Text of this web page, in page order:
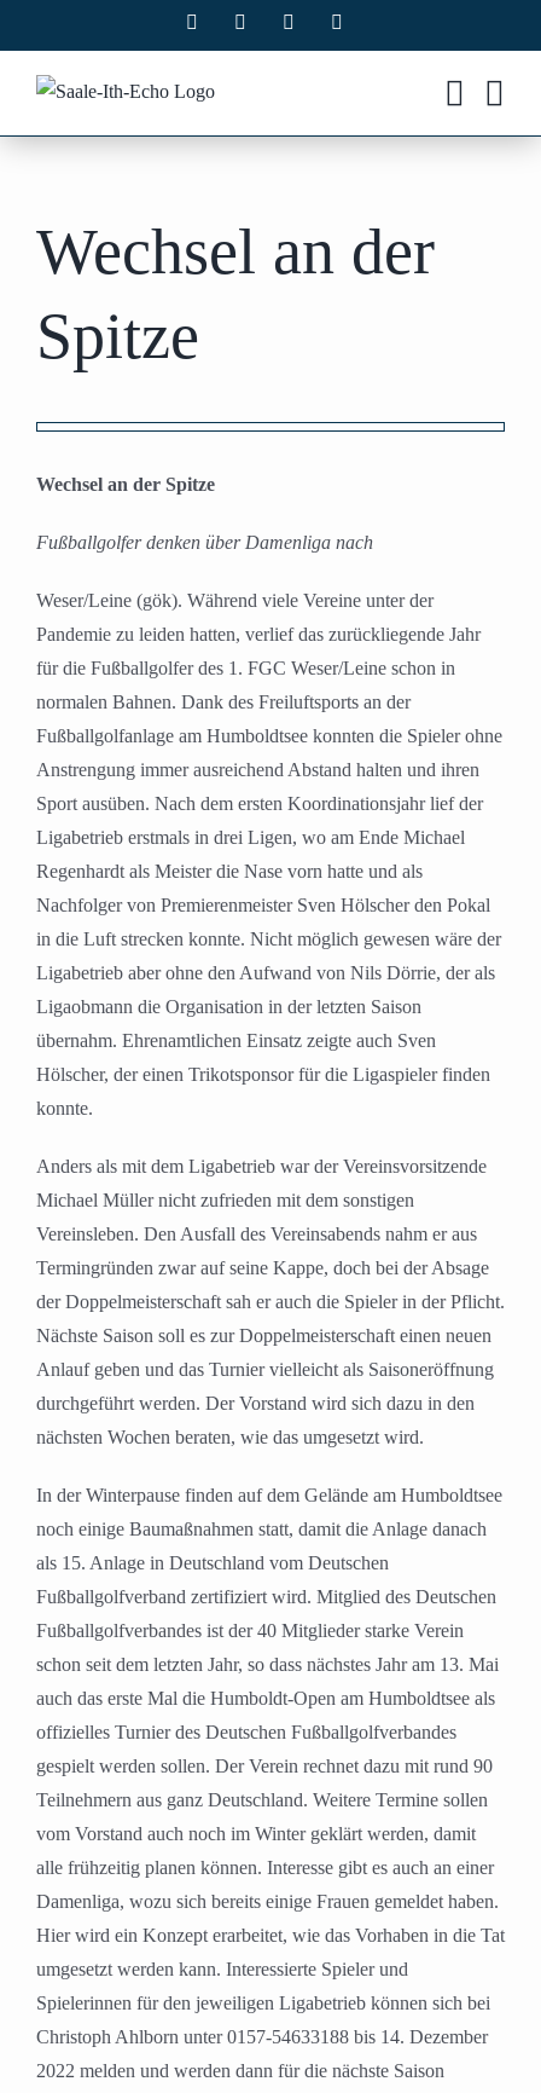
Inhalt
springen
Facebook Instagram
Wechsel an der
Spitze
grösseres
Wechsel an der Spitze
Fußballgolfer denken über Damenliga nach
Weser/Leine (gök). Während viele Vereine unter der
Pandemie zu leiden hatten, verlief das zurückliegende Jahr
für die Fußballgolfer des 1. FGC Weser/Leine schon in
normalen Bahnen. Dank des Freiluftsports an der
Fußballgolfanlage am Humboldtsee konnten die Spieler ohne
Anstrengung immer ausreichend Abstand halten und ihren
Sport ausüben. Nach dem ersten Koordinationsjahr lief der
Ligabetrieb erstmals in drei Ligen, wo am Ende Michael
Regenhardt als Meister die Nase vorn hatte und als
Nachfolger von Premierenmeister Sven Hölscher den Pokal
in die Luft strecken konnte. Nicht möglich gewesen wäre der
Ligabetrieb aber ohne den Aufwand von Nils Dörrie, der als
Ligaobmann die Organisation in der letzten Saison
übernahm. Ehrenamtlichen Einsatz zeigte auch Sven
Hölscher, der einen Trikotsponsor für die Ligaspieler finden
konnte.
Anders als mit dem Ligabetrieb war der Vereinsvorsitzende
Michael Müller nicht zufrieden mit dem sonstigen
Vereinsleben. Den Ausfall des Vereinsabends nahm er aus
Termingründen zwar auf seine Kappe, doch bei der Absage
der Doppelmeisterschaft sah er auch die Spieler in der Pflicht.
Nächste Saison soll es zur Doppelmeisterschaft einen neuen
Anlauf geben und das Turnier vielleicht als Saisoneröffnung
durchgeführt werden. Der Vorstand wird sich dazu in den
nächsten Wochen beraten, wie das umgesetzt wird.
In der Winterpause finden auf dem Gelände am Humboldtsee
noch einige Baumaßnahmen statt, damit die Anlage danach
als 15. Anlage in Deutschland vom Deutschen
Fußballgolfverband zertifiziert wird. Mitglied des Deutschen
Fußballgolfverbandes ist der 40 Mitglieder starke Verein
schon seit dem letzten Jahr, so dass nächstes Jahr am 13. Mai
auch das erste Mal die Humboldt-Open am Humboldtsee als
offizielles Turnier des Deutschen Fußballgolfverbandes
gespielt werden sollen. Der Verein rechnet dazu mit rund 90
Teilnehmern aus ganz Deutschland. Weitere Termine sollen
vom Vorstand auch noch im Winter geklärt werden, damit
alle frühzeitig planen können. Interesse gibt es auch an einer
Damenliga, wozu sich bereits einige Frauen gemeldet haben.
Hier wird ein Konzept erarbeitet, wie das Vorhaben in die Tat
umgesetzt werden kann. Interessierte Spieler und
Spielerinnen für den jeweiligen Ligabetrieb können sich bei
Christoph Ahlborn unter 0157-54633188 bis 14. Dezember
2022 melden und werden dann für die nächste Saison